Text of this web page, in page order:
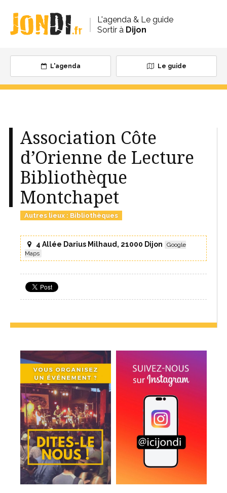
L'agenda & Le guide
Sortir à Dijon
Le guide
L'agenda
Association Côte
d’Orienne de Lecture
Bibliothèque
Montchapet
Autres lieux : Bibliothèques
4 Allée Darius Milhaud, 21000 Dijon
Google
Maps